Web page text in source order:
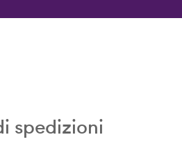
spedizioni